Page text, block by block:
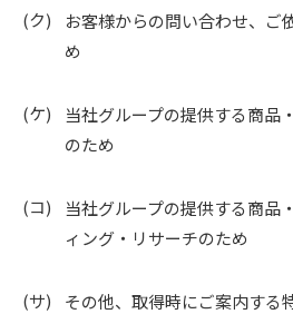
お客様からの問い合わせ、ご
め
当社グループの提供する商品
のため
当社グループの提供する商品
ィング・リサーチのため
その他、取得時にご案内する